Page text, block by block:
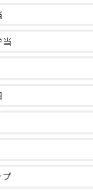
当
プ